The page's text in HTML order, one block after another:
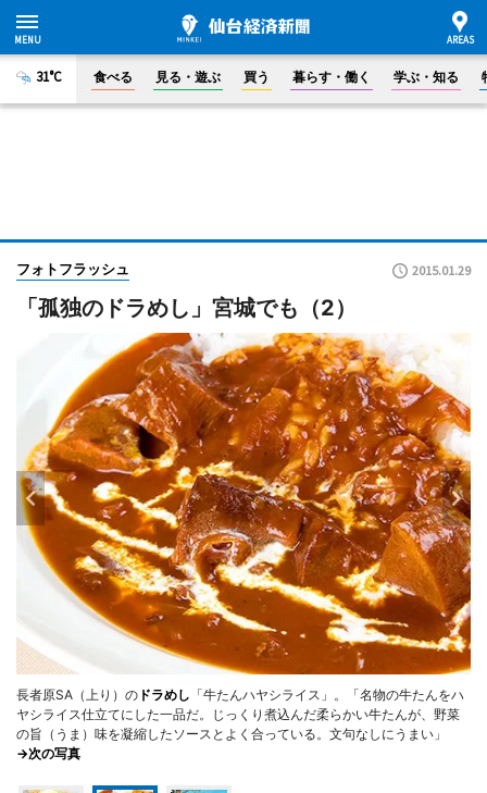
31°C 食べる 見る・遊ぶ 買う 暮らす・働く 学ぶ・知る
フォトフラッシュ 2015.01.29
「孤独のドラめし」宮城でも（2）
長者原SA（上り）の ドラめし 「牛たんハヤシライス」。「名物の牛たんをハ
ヤシライス仕立てにした一品だ。じっくり煮込んだ柔らかい牛たんが、野菜
の旨（うま）味を凝縮したソースとよく合っている。文句なしにうまい」
→次の写真